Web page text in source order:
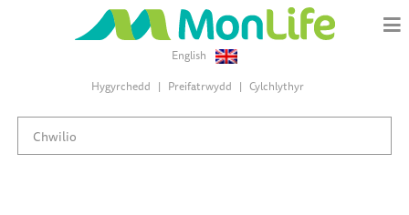
English
Hygyrchedd
Preifatrwydd Cylchlythyr